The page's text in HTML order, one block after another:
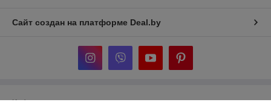
Сайт создан на платформе Deal.by
Информация для покупателя